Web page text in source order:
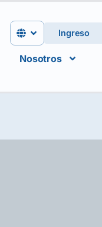
Ingreso
Nosotros